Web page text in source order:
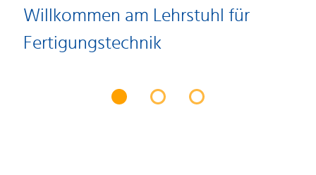
Willkommen am Lehrstuhl für
Fertigungstechnik